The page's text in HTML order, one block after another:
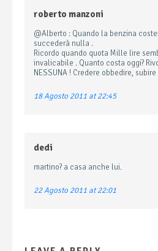
roberto manzoni
@Alberto : Quando la benzina
succederà nulla .
Ricordo quando quota Mille lire
invalicabile . Quanto costa oggi?
NESSUNA ! Credere obbedire, subire
18 Agosto 2011 at 22:45
dedi
martino? a casa anche lui.
22 Agosto 2011 at 22:01